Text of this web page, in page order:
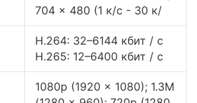
704 × 480 (1 к/с - 30 к/
H.264: 32–6144 кбит / с
H.265: 12–6400 кбит / с
1080p (1920 × 1080); 1.3M